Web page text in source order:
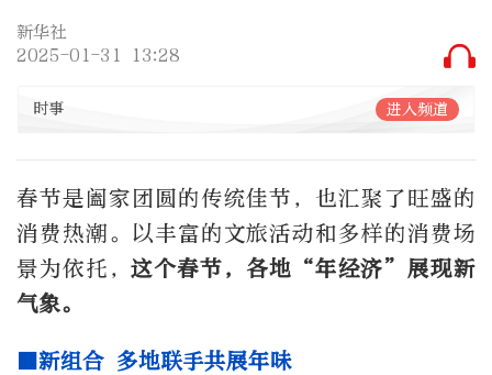
新华社
2025-01-31 13:28
时事 进入频道
春节是阖家团圆的传统佳节，也汇聚了旺盛的
消费热潮。以丰富的文旅活动和多样的消费场
景为依托，这个春节，各地“年经济”展现新
气象。
■新组合 多地联手共展年味